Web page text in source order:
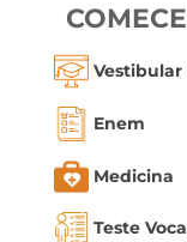
Enem
Medicina
Teste